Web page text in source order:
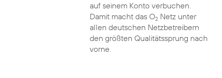
auf seinem Konto verbuchen.
Damit macht das O2Netz unter
allen deutschen Netzbetreibern
den größten Qualitätssprung nach
vorne.